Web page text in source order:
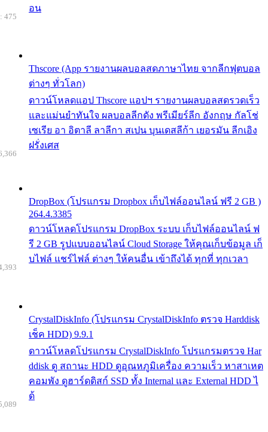
อน
Thscore (App รายงานผลบอลสดภาษาไทย จากลีกฟุตบอล
ต่างๆ ทั่วโลก)
ดาวน์โหลดแอป Thscore แอปฯ รายงานผลบอลสดรวดเร็ว
และแม่นยำทันใจ ผลบอลลีกดัง พรีเมียร์ลีก อังกฤษ กัลโช่
เซเรีย อา อิตาลี ลาลีกา สเปน บุนเดสลีก้า เยอรมัน ลีกเอิง
ฝรั่งเศส
475
DropBox (โปรแกรม Dropbox เก็บไฟล์ออนไลน์ ฟรี 2 GB )
264.4.3385
ดาวน์โหลดโปรแกรม DropBox ระบบ เก็บไฟล์ออนไลน์ ฟ
รี 2 GB รูปแบบออนไลน์ Cloud Storage ให้คุณเก็บข้อมูล เก็
บไฟล์ แชร์ไฟล์ ต่างๆ ให้คนอื่น เข้าถึงได้ ทุกที่ ทุกเวลา
CrystalDiskInfo (โปรแกรม CrystalDiskInfo ตรวจ Harddisk
เช็ค HDD) 9.9.1
ดาวน์โหลดโปรแกรม CrystalDiskInfo โปรแกรมตรวจ Har
ddisk ดู สถานะ HDD ดูอุณหภูมิเครื่อง ความเร็ว หาสาเหต
คอมพัง ดูฮาร์ดดิสก์ SSD ทั้ง Internal และ External HDD ไ
ด้